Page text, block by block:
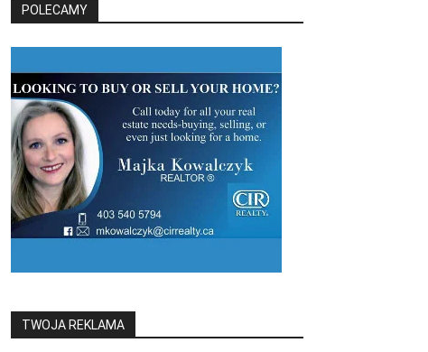
POLECAMY
TWOJA REKLAMA